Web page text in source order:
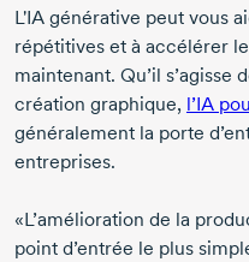
L'IA générative peut vous
répétitives et à accélérer
maintenant. Qu’il s’agisse
création graphique, l’IA
généralement la porte
entreprises.
«L’amélioration de la
point d’entrée le plus